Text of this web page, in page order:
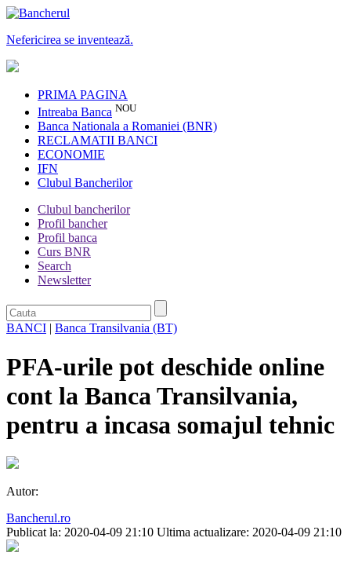
Nefericirea se inventează.
PRIMA PAGINA
Intreaba Banca NOU
Banca Nationala a Romaniei (BNR)
RECLAMATII BANCI
ECONOMIE
IFN
Clubul Bancherilor
Clubul bancherilor
Profil bancher
Profil banca
Curs BNR
Search
Newsletter
BANCI | Banca Transilvania (BT)
PFA-urile pot deschide online
cont la Banca Transilvania,
pentru a incasa somajul tehnic
Autor:
Bancherul.ro
Publicat la: 2020-04-09 21:10 Ultima actualizare: 2020-04-09 21:10